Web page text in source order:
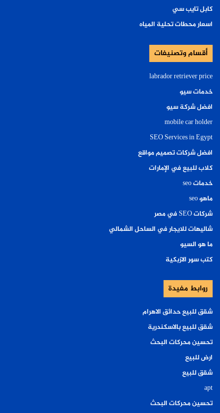
كابل تايب سي
اسعار محطات تحلية المياه
أقسام وتصنيفات
labrador retriever price
خدمات سيو
افضل شركة سيو
mobile car holder
SEO Services in Egypt
افضل شركات تصميم مواقع
كلاب للبيع في الإمارات
خدمات seo
ماهو seo
شركات SEO في مصر
شاليهات للايجار في الساحل الشمالي
ما هو السيو
كتب سور الازبكية
روابط مفيدة
شقق للبيع حدائق الاهرام
شقق للبيع بالاسكندرية
تحسين محركات البحث
ارض للبيع
شقق للبيع
apt
تحسين محركات البحث